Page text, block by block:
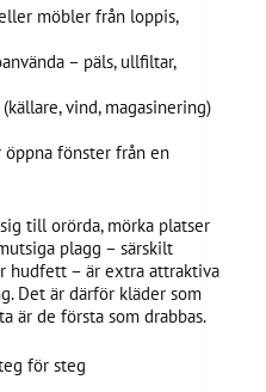
möbler från loppis,
– päls, ullfiltar,
vind, magasinering)
fönster från en
till orörda, mörka platser
plagg – särskilt
hudfett – är extra attraktiva
Det är därför kläder som
är de första som drabbas.
för steg